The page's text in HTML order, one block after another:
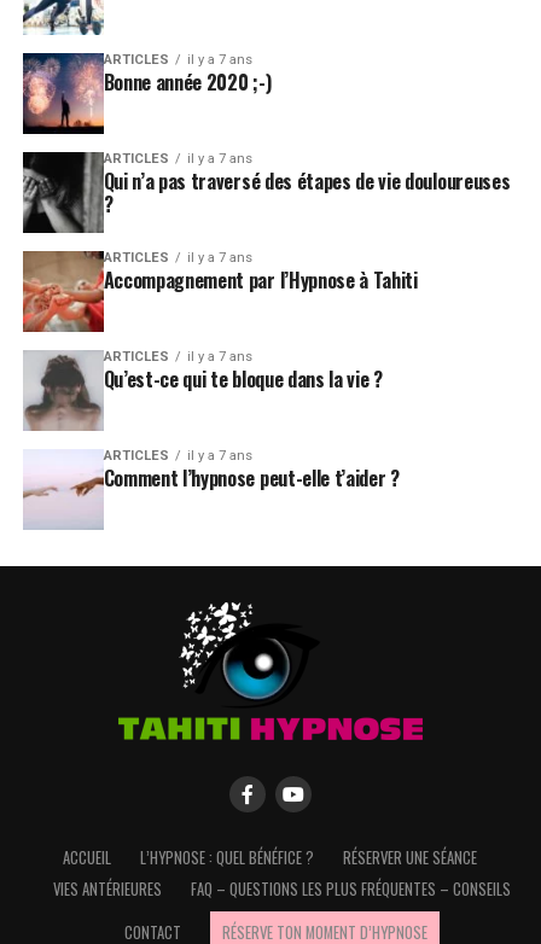
ARTICLES il y a 7 ans
Bonne année 2020 ;-)
ARTICLES il y a 7 ans
Qui n’a pas traversé des étapes de vie douloureuses
?
ARTICLES il y a 7 ans
Accompagnement par l’Hypnose à Tahiti
ARTICLES il y a 7 ans
Qu’est-ce qui te bloque dans la vie ?
ARTICLES il y a 7 ans
Comment l’hypnose peut-elle t’aider ?
ACCUEIL L’HYPNOSE : QUEL BÉNÉFICE ?
RÉSERVER UNE SÉANCE
VIES ANTÉRIEURES
FAQ – QUESTIONS LES PLUS FRÉQUENTES – CONSEILS
CONTACT
RÉSERVE TON MOMENT D’HYPNOSE